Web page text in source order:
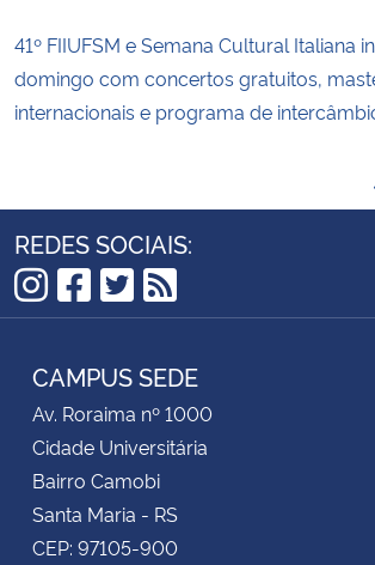
41º FIIUFSM e Semana Cultural Italiana
domingo com concertos gratuitos,
internacionais e programa de
REDES SOCIAIS:
Instagram
Facebook
Twitter
RSS
CAMPUS SEDE
Av. Roraima nº 1000
Cidade Universitária
Bairro Camobi
Santa Maria - RS
CEP: 97105-900